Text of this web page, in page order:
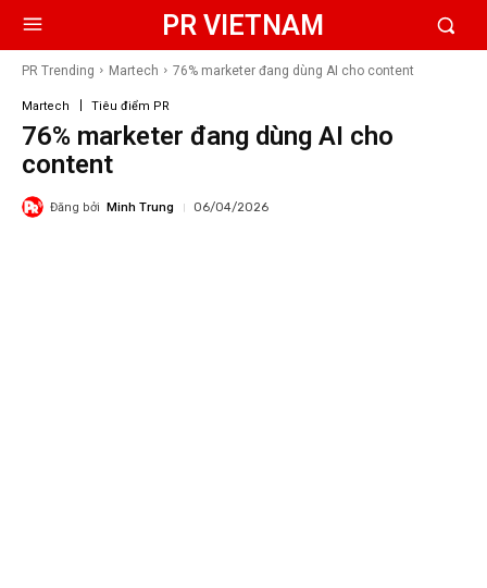
PR VIETNAM
PR Trending Martech 76% marketer đang dùng AI cho content
Martech Tiêu điểm PR
76% marketer đang dùng AI cho
content
Đăng bởi Minh Trung 06/04/2026